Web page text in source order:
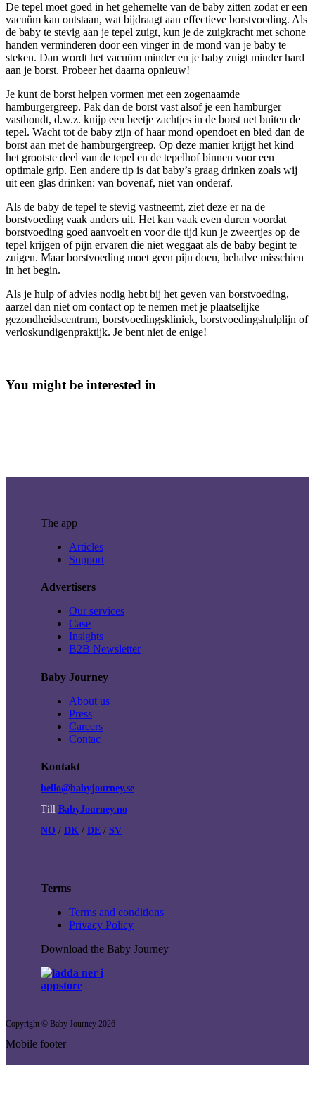
De tepel moet goed in het gehemelte van de baby zitten zodat er een
vacuüm kan ontstaan, wat bijdraagt aan effectieve borstvoeding. Als
de baby te stevig aan je tepel zuigt, kun je de zuigkracht met schone
handen verminderen door een vinger in de mond van je baby te
steken. Dan wordt het vacuüm minder en je baby zuigt minder hard
aan je borst. Probeer het daarna opnieuw!
Je kunt de borst helpen vormen met een zogenaamde
hamburgergreep. Pak dan de borst vast alsof je een hamburger
vasthoudt, d.w.z. knijp een beetje zachtjes in de borst net buiten de
tepel. Wacht tot de baby zijn of haar mond opendoet en bied dan de
borst aan met de hamburgergreep. Op deze manier krijgt het kind
het grootste deel van de tepel en de tepelhof binnen voor een
optimale grip. Een andere tip is dat baby’s graag drinken zoals wij
uit een glas drinken: van bovenaf, niet van onderaf.
Als de baby de tepel te stevig vastneemt, ziet deze er na de
borstvoeding vaak anders uit. Het kan vaak even duren voordat
borstvoeding goed aanvoelt en voor die tijd kun je zweertjes op de
tepel krijgen of pijn ervaren die niet weggaat als de baby begint te
zuigen. Maar borstvoeding moet geen pijn doen, behalve misschien
in het begin.
Als je hulp of advies nodig hebt bij het geven van borstvoeding,
aarzel dan niet om contact op te nemen met je plaatselijke
gezondheidscentrum, borstvoedingskliniek, borstvoedingshulplijn of
verloskundigenpraktijk. Je bent niet de enige!
You might be interested in
The app
Articles
Support
Advertisers
Our services
Case
Insights
B2B Newsletter
Baby Journey
About us
Press
Careers
Contac
Kontakt
hello@babyjourney.se
Till BabyJourney.no
NO / DK / DE / SV
Terms
Terms and conditions
Privacy Policy
Download the Baby Journey
Copyright © Baby Journey 2026
Mobile footer